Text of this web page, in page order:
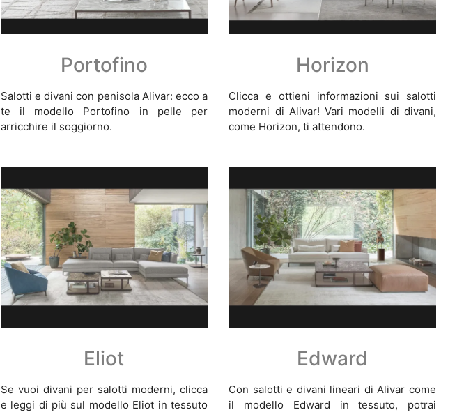
Portofino
Salotti e divani con penisola Alivar: ecco a
te il modello Portofino in pelle per
arricchire il soggiorno.
Horizon
Clicca e ottieni informazioni sui salotti
moderni di Alivar! Vari modelli di divani,
come Horizon, ti attendono.
Eliot
Se vuoi divani per salotti moderni, clicca
e leggi di più sul modello Eliot in tessuto
Edward
Con salotti e divani lineari di Alivar come
il modello Edward in tessuto, potrai